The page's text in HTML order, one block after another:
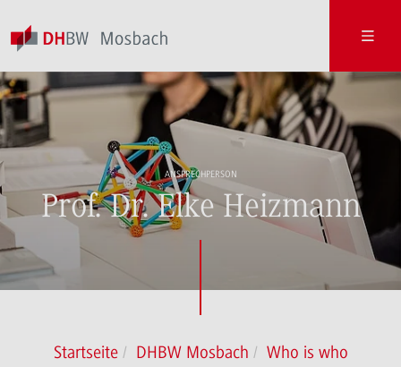
ANSPRECHPERSON
Prof. Dr. Elke Heizmann
Startseite DHBW Mosbach
Who is who